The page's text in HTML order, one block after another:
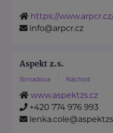
https://
info@arpcr.cz
Aspekt z.s.
Strnadova Náchod
www.aspektzs.cz
+420 774 976 993